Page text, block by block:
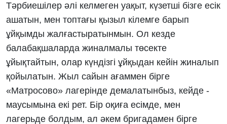
Тәрбиешілер әлі келмеген уақыт, күзетші бізге есік
ашатын, мен топтағы қызыл кілемге барып
ұйқымды жалғастыратынмын. Ол кезде
балабақшаларда жиналмалы төсекте
ұйықтайтын, олар күндізгі ұйқыдан кейін жиналып
қойылатын. Жыл сайын ағаммен бірге
«Матросово» лагерінде демалатынбыз, кейде -
маусымына екі рет. Бір оқиға есімде, мен
лагерьде болдым, ал әкем бригадамен бірге